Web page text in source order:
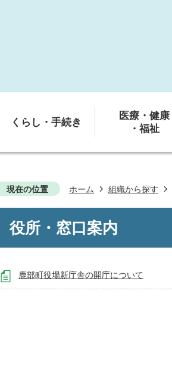
くらし・手続き
医療・健康
・福祉
現在の位置 ホーム 組織から探す
役所・窓口案内
鹿部町役場新庁舎の開庁について